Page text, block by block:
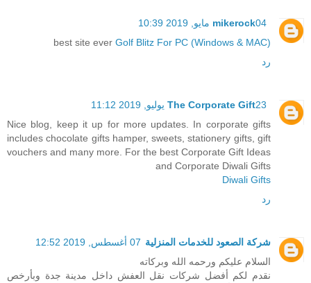
mikerock04 مايو, 2019 10:39
best site ever Golf Blitz For PC (Windows & MAC)
رد
The Corporate Gift23 يوليو, 2019 11:12
Nice blog, keep it up for more updates. In corporate gifts
includes chocolate gifts hamper, sweets, stationery gifts, gift
vouchers and many more. For the best Corporate Gift Ideas
and Corporate Diwali Gifts
Diwali Gifts
رد
شركة الصعود للخدمات المنزلية 07 أغسطس, 2019 12:52
السلام عليكم ورحمه الله وبركاته
نقدم لكم أفضل شركات نقل العفش داخل مدينة جدة وبأرخص